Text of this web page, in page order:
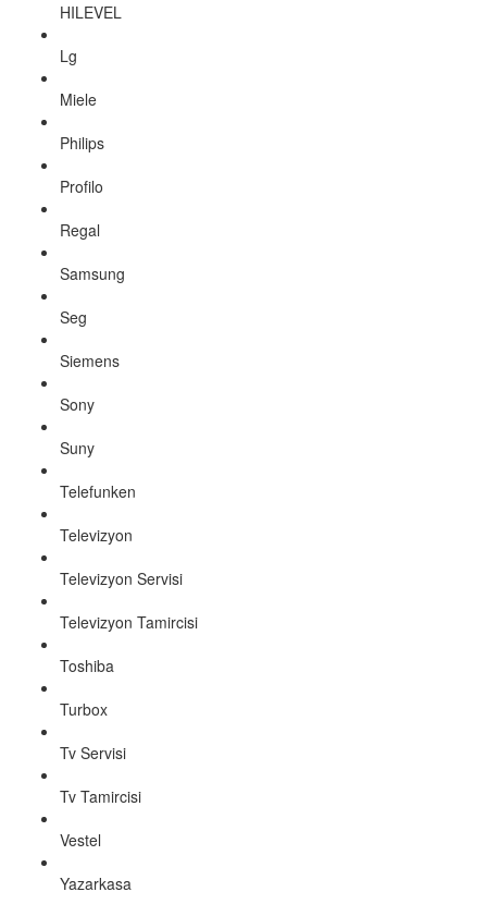
HILEVEL
Lg
Miele
Philips
Profilo
Regal
Samsung
Seg
Siemens
Sony
Suny
Telefunken
Televizyon
Televizyon Servisi
Televizyon Tamircisi
Toshiba
Turbox
Tv Servisi
Tv Tamircisi
Vestel
Yazarkasa